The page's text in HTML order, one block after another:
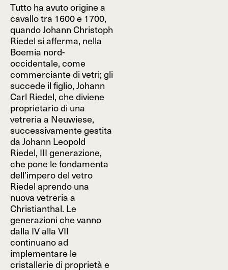
Tutto ha avuto origine a
cavallo tra 1600 e 1700,
quando Johann Christoph
Riedel si afferma, nella
Boemia nord-
occidentale, come
commerciante di vetri; gli
succede il figlio, Johann
Carl Riedel, che diviene
proprietario di una
vetreria a Neuwiese,
successivamente gestita
da Johann Leopold
Riedel, III generazione,
che pone le fondamenta
dell’impero del vetro
Riedel aprendo una
nuova vetreria a
Christianthal. Le
generazioni che vanno
dalla IV alla VII
continuano ad
implementare le
cristallerie di proprietà e